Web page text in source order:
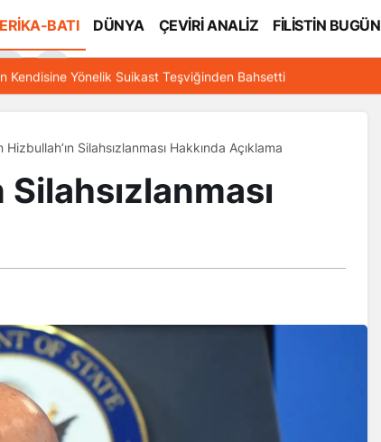
BATI DÜNYA ÇEVİRİ ANALİZ FİLİSTİN BUGÜN
Kendisine Yönelik Suikast Teşviğinden Bahsetti
Hizbullah’ın Silahsızlanması Hakkında Açıklama
Silahsızlanması